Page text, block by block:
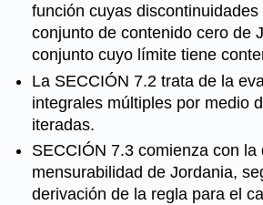
función cuyas discontinuidades
conjunto de contenido cero de
conjunto cuyo límite tiene
La SECCIÓN 7.2 trata de la
integrales múltiples por medio
iteradas.
SECCIÓN 7.3 comienza con la
mensurabilidad de Jordania,
derivación de la regla para el